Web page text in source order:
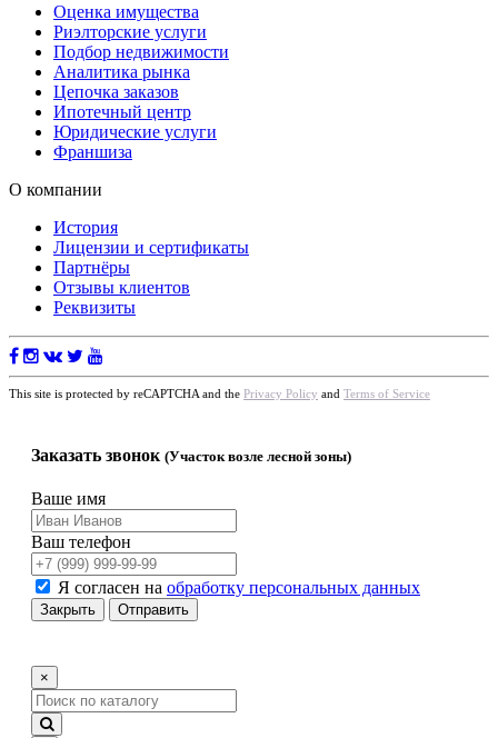
Оценка имущества
Риэлторские услуги
Подбор недвижимости
Аналитика рынка
Цепочка заказов
Ипотечный центр
Юридические услуги
Франшиза
О компании
История
Лицензии и сертификаты
Партнёры
Отзывы клиентов
Реквизиты
This site is protected by reCAPTCHA and the Privacy Policy and Terms of Service
Заказать звонок (Участок возле лесной зоны)
Ваше имя
Ваш телефон
Я согласен на обработку персональных данных
Закрыть Отправить
×